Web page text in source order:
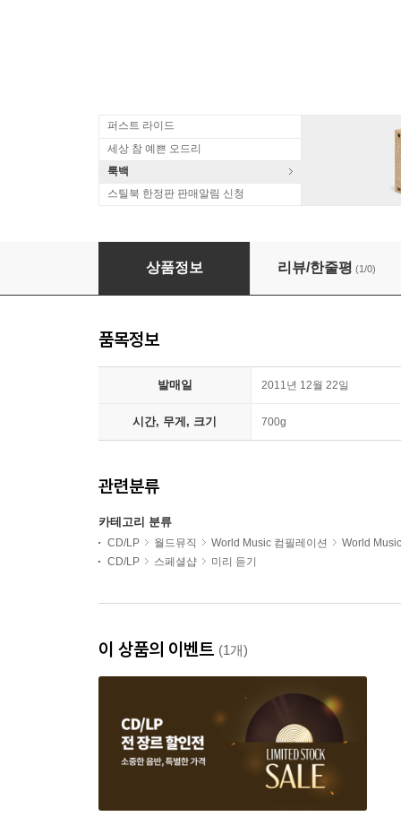
퍼스트 라이드
세상 참 예쁜 오드리
룩백
스틸북 한정판 판매알림 신청
여행자의 노래 6집
상품정보 리뷰/한줄평 (1/0)
품목정보
발매일 2011년 12월 22일
시간, 무게, 크기 700g
관련분류
카테고리 분류
CD/LP 월드뮤직 World Music 컴필레이션
World
CD/LP
스페셜샵 미리 듣기
이 상품의 이벤트 (1개)